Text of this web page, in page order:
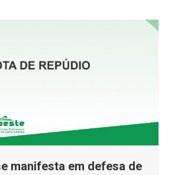
manifesta em defesa de